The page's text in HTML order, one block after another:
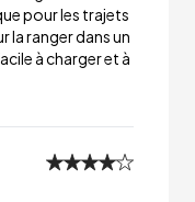
pour les trajets
la ranger dans un
à charger et à